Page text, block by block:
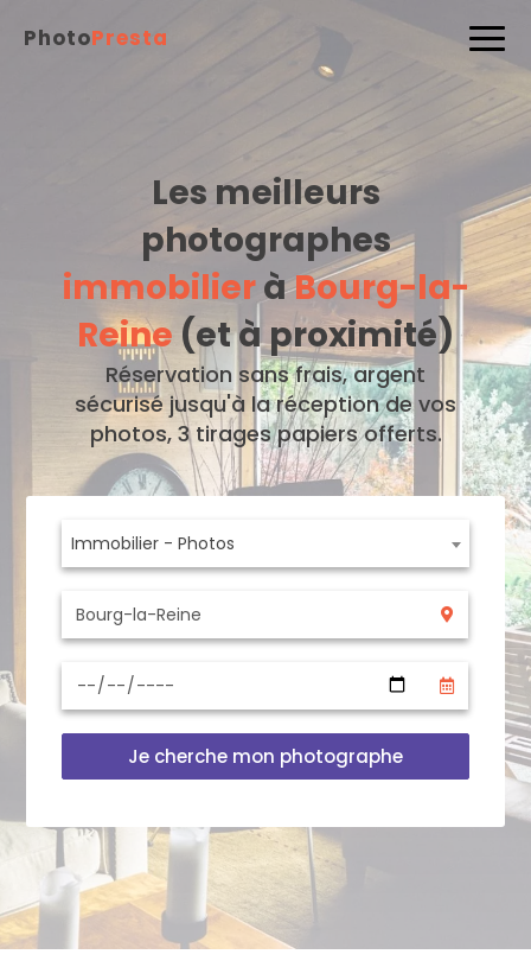
PhotoPresta
Les meilleurs
photographes
immobilieràBourg-la-
Reine (et à proximité)
Réservation sans frais, argent
sécurisé jusqu'à la réception de vos
photos, 3 tirages papiers offerts.
Immobilier - Photos
Je cherche mon photographe